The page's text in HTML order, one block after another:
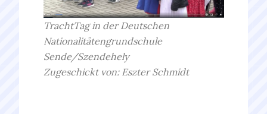
TrachtTag in der Deutschen
Nationalitätengrundschule
Sende/Szendehely
Zugeschickt von: EszterSchmidt